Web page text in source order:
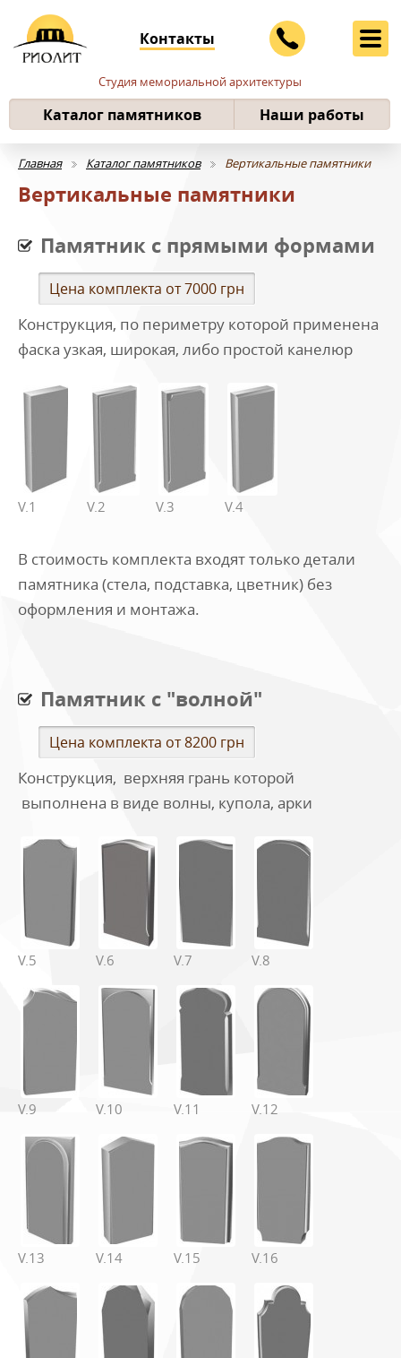
Контакты
Студия мемориальной архитектуры
Каталог памятников Наши работы
Главная Каталог памятников Вертикальные памятники
Вертикальные памятники
Памятник с прямыми формами
Цена комплекта от 7000 грн
Конструкция, по периметру которой применена
фаска узкая, широкая, либо простой канелюр
V.1 V.2 V.3 V.4
В стоимость комплекта входят только детали
памятника (стела, подставка, цветник) без
оформления и монтажа.
Памятник с "волной"
Цена комплекта от 8200 грн
Конструкция, верхняя грань которой
выполнена в виде волны, купола, арки
V.5 V.6 V.7 V.8
V.9 V.10 V.11 V.12
V.13 V.14 V.15 V.16